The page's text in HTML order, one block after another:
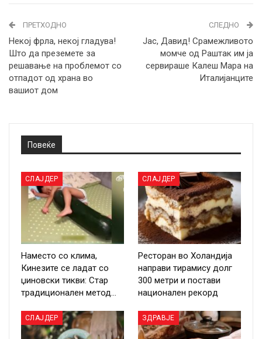
ПРЕТХОДНО
Нeкој фрла, некој гладува!
Што да преземете за
решавање на проблемот со
отпадот од храна во
вашиот дом
СЛЕДНО
Јас, Давид! Срамежливото
момче од Раштак им ја
сервираше Калеш Мара на
Италијанците
Повеќе
СЛАЈДЕР
Наместо со клима,
Кинезите се ладат со
џиновски тикви: Стар
традиционален метод…
СЛАЈДЕР
Ресторан во Холандија
направи тирамису долг
300 метри и постави
национален рекорд
СЛАЈДЕР ЗДРАВЈЕ